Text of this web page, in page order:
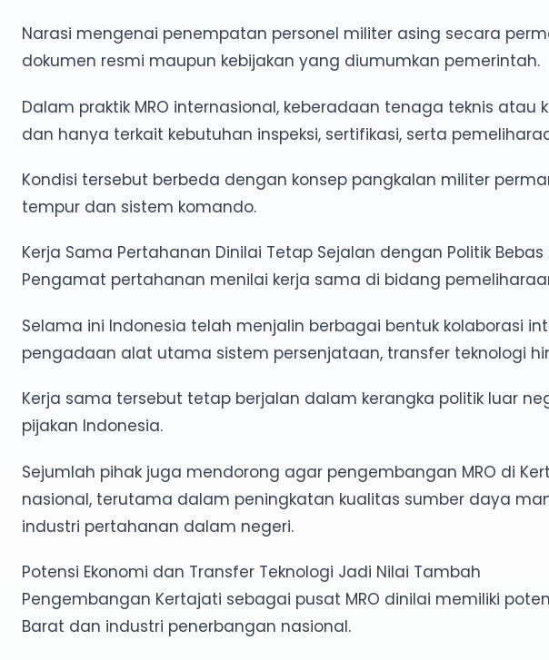
Narasi mengenai penempatan personel militer asing secara
dokumen resmi maupun kebijakan yang diumumkan pemerintah.
Dalam praktik MRO internasional, keberadaan tenaga teknis
dan hanya terkait kebutuhan inspeksi, sertifikasi, serta
Kondisi tersebut berbeda dengan konsep pangkalan militer
tempur dan sistem komando.
Kerja Sama Pertahanan Dinilai Tetap Sejalan dengan Politik Bebas
Pengamat pertahanan menilai kerja sama di bidang
Selama ini Indonesia telah menjalin berbagai bentuk kolaborasi
pengadaan alat utama sistem persenjataan, transfer teknologi
Kerja sama tersebut tetap berjalan dalam kerangka politik luar
pijakan Indonesia.
Sejumlah pihak juga mendorong agar pengembangan MRO di
nasional, terutama dalam peningkatan kualitas sumber daya
industri pertahanan dalam negeri.
Potensi Ekonomi dan Transfer Teknologi Jadi Nilai Tambah
Pengembangan Kertajati sebagai pusat MRO dinilai memiliki
Barat dan industri penerbangan nasional.